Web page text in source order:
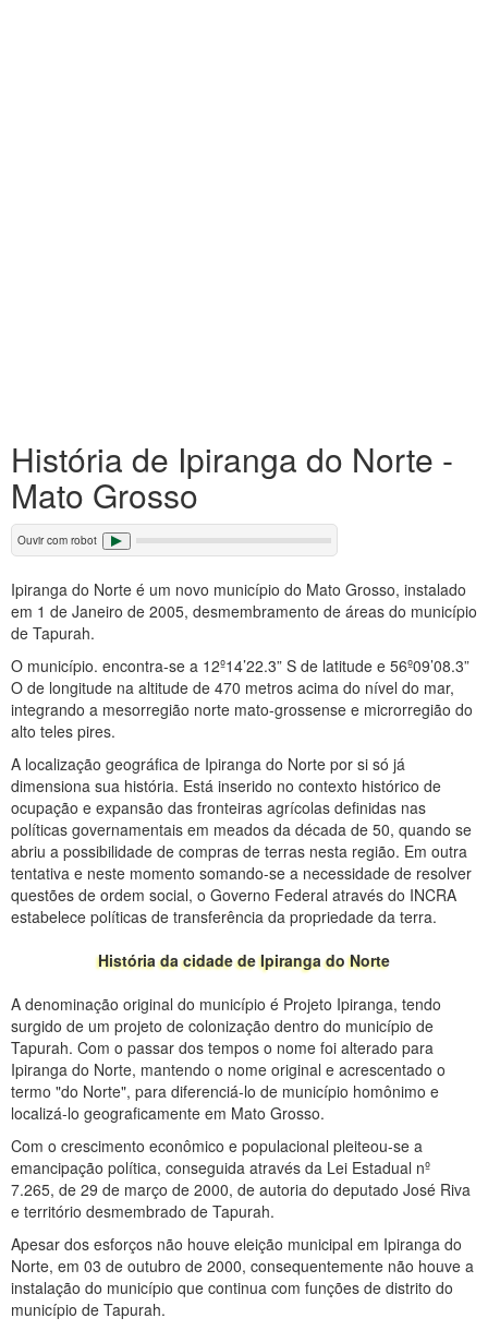
História de Ipiranga do Norte -
Mato Grosso
Ouvir com robot
Ipiranga do Norte é um novo município do Mato Grosso, instalado
em 1 de Janeiro de 2005, desmembramento de áreas do município
de Tapurah.
O município. encontra-se a 12º14’22.3” S de latitude e 56º09’08.3”
O de longitude na altitude de 470 metros acima do nível do mar,
integrando a mesorregião norte mato-grossense e microrregião do
alto teles pires.
A localização geográfica de Ipiranga do Norte por si só já
dimensiona sua história. Está inserido no contexto histórico de
ocupação e expansão das fronteiras agrícolas definidas nas
políticas governamentais em meados da década de 50, quando se
abriu a possibilidade de compras de terras nesta região. Em outra
tentativa e neste momento somando-se a necessidade de resolver
questões de ordem social, o Governo Federal através do INCRA
estabelece políticas de transferência da propriedade da terra.
História da cidade de Ipiranga do Norte
A denominação original do município é Projeto Ipiranga, tendo
surgido de um projeto de colonização dentro do município de
Tapurah. Com o passar dos tempos o nome foi alterado para
Ipiranga do Norte, mantendo o nome original e acrescentado o
termo "do Norte", para diferenciá-lo de município homônimo e
localizá-lo geograficamente em Mato Grosso.
Com o crescimento econômico e populacional pleiteou-se a
emancipação política, conseguida através da Lei Estadual nº
7.265, de 29 de março de 2000, de autoria do deputado José Riva
e território desmembrado de Tapurah.
Apesar dos esforços não houve eleição municipal em Ipiranga do
Norte, em 03 de outubro de 2000, consequentemente não houve a
instalação do município que continua com funções de distrito do
município de Tapurah.